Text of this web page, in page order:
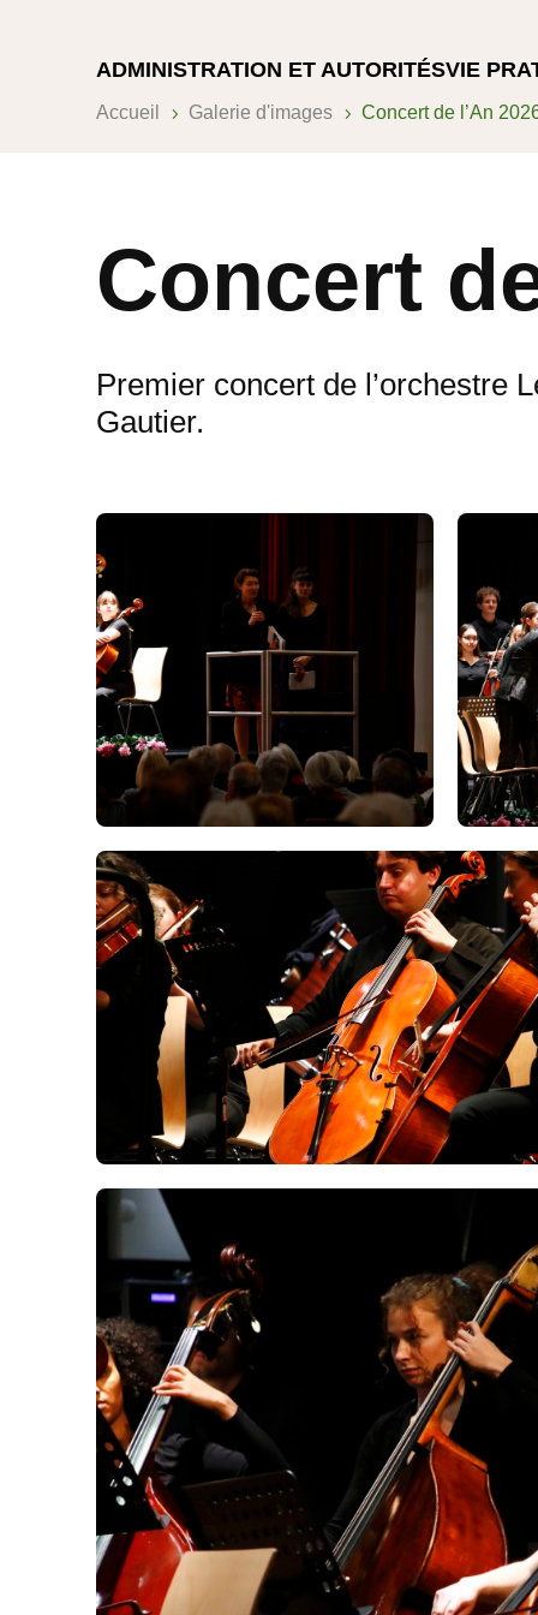
ADMINISTRATION ET AUTORITÉSVIE
Accueil 5 Galerie d'images 5 Concert de l’An
Concert
Premier concert de l’orchestre
Gautier.